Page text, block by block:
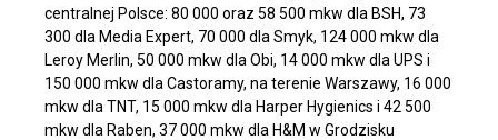
centralnej Polsce: 80 000 oraz 58 500 mkw dla BSH, 73
300 dla Media Expert, 70 000 dla Smyk, 124 000 mkw dla
Leroy Merlin, 50 000 mkw dla Obi, 14 000 mkw dla UPS i
150 000 mkw dla Castoramy, na terenie Warszawy, 16 000
mkw dla TNT, 15 000 mkw dla Harper Hygienics i 42 500
mkw dla Raben, 37 000 mkw dla H&M w Grodzisku